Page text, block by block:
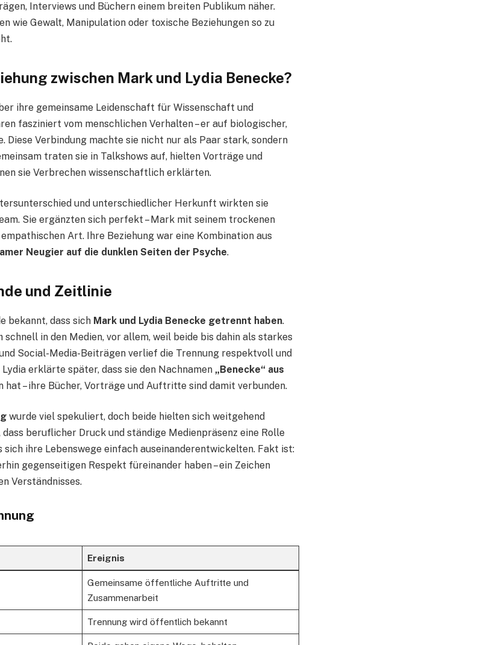
Interviews und Büchern einem breiten Publikum näher.
wie Gewalt, Manipulation oder toxische Beziehungen so zu
zwischen Mark und Lydia Benecke?
ihre gemeinsame Leidenschaft für Wissenschaft und
fasziniert vom menschlichen Verhalten – er auf biologischer,
Diese Verbindung machte sie nicht nur als Paar stark, sondern
traten sie in Talkshows auf, hielten Vorträge und
sie Verbrechen wissenschaftlich erklärten.
und unterschiedlicher Herkunft wirkten sie
Sie ergänzten sich perfekt – Mark mit seinem trockenen
Art. Ihre Beziehung war eine Kombination aus
Neugier auf die dunklen Seiten der Psyche.
und Zeitlinie
bekannt, dass sich Mark und Lydia Benecke getrennt haben.
in den Medien, vor allem, weil beide bis dahin als starkes
Social-Media-Beiträgen verlief die Trennung respektvoll und
erklärte später, dass sie den Nachnamen „Benecke“ aus
hat – ihre Bücher, Vorträge und Auftritte sind damit verbunden.
wurde viel spekuliert, doch beide hielten sich weitgehend
beruflicher Druck und ständige Medienpräsenz eine Rolle
sich ihre Lebenswege einfach auseinanderentwickelten. Fakt ist:
gegenseitigen Respekt füreinander haben – ein Zeichen
Verständnisses.
Ereignis
Gemeinsame öffentliche Auftritte und
Zusammenarbeit
Trennung wird öffentlich bekannt